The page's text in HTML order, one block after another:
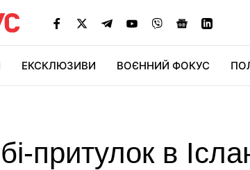
ЕКСКЛЮЗИВИ ВОЄННИЙ ФОКУС
притулок в